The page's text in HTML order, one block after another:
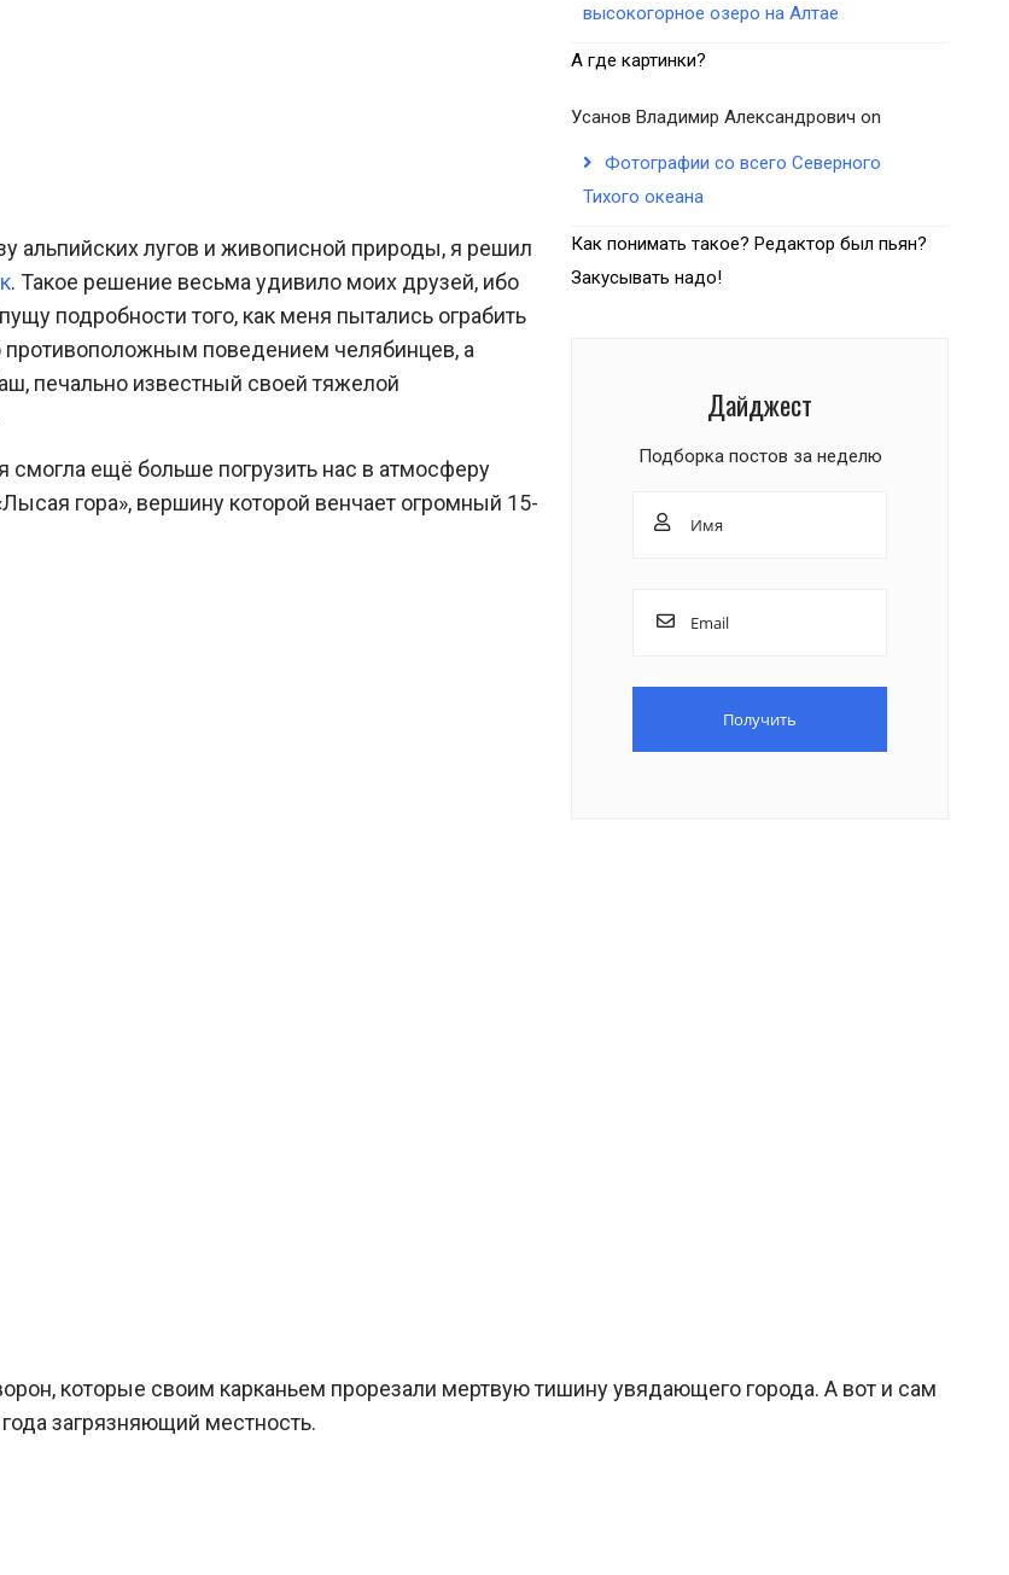
высокогорное озеро на Алтае
А где картинки?
Усанов Владимир Александрович on
Фотографии со всего Северного
Тихого океана
Как понимать такое? Редактор был пьян?
Закусывать надо!
Дайджест
Подборка постов за неделю
альпийских лугов и живописной природы, я решил
. Такое решение весьма удивило моих друзей, ибо
подробности того, как меня пытались ограбить
противоположным поведением челябинцев, а
печально известный своей тяжелой
смогла ещё больше погрузить нас в атмосферу
гора», вершину которой венчает огромный 15-
которые своим карканьем прорезали мертвую тишину увядающего города. А вот и сам
загрязняющий местность.